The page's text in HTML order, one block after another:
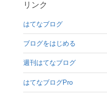
リンク
はてなブログ
ブログをはじめる
週刊はてなブログ
はてなブログPro